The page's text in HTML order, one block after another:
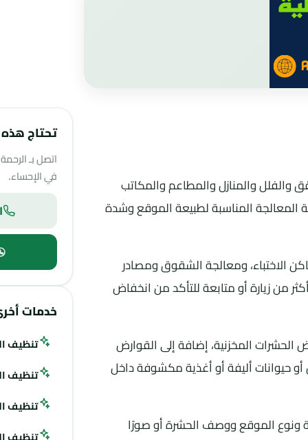
والمنازل والمطاعم والمكاتب
المعالجة المناسبة لطبيعة الموقع وشدة
الاختباء، ومعالجة الشقوق ومصادر
من زيارة أو متابعة للتأكد من انخفاض
المخزنية، إضافة إلى القوارض
حيوانات أليفة أو أغذية مكشوفة داخل
ونوع الموقع ووصف الحشرة أو صورًا
تحتاج هذه
اتصل بـ
في الإحساء.
خدمات
تنظيف
تنظيف
تنظيف